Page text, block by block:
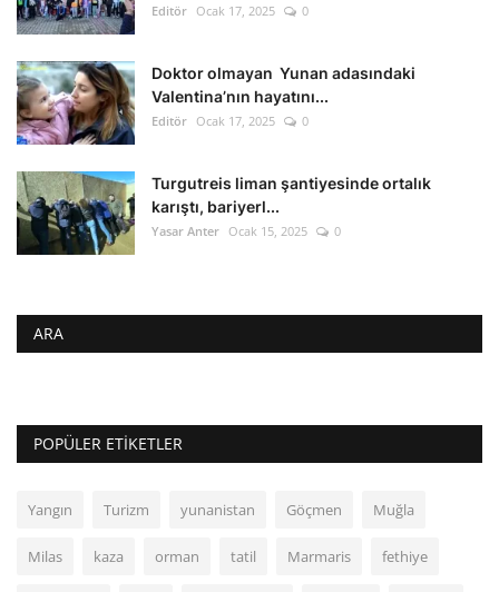
Editör Ocak 17, 2025 0
Doktor olmayan Yunan adasındaki
Valentina’nın hayatını...
Editör Ocak 17, 2025 0
Turgutreis liman şantiyesinde ortalık
karıştı, bariyerl...
Yasar Anter Ocak 15, 2025 0
ARA
POPÜLER ETIKETLER
Yangın Turizm yunanistan Göçmen Muğla
Milas kaza orman tatil Marmaris fethiye